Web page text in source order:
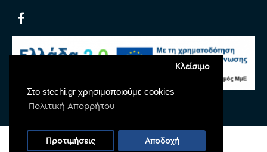
Στο stechi.gr χρησιμοποιούμε cookies
Πολιτική Απορρήτου
Κλείσιμο
Προτιμήσεις Αποδοχή
Copyright © 2022 Stechi, All Rights Reserved
Powered by
Monoware Web